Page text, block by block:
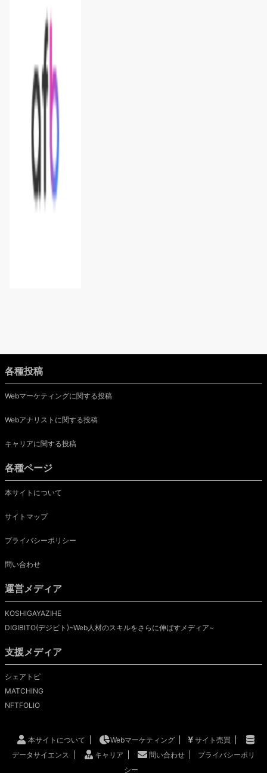
各種投稿
Webマーケティングに関する投稿
Webアナリストに関する投稿
キャリアに関する投稿
各種ページ
本サイトについて
サイトマップ
プライバシーポリシー
問い合わせ
運営メディア
KOSHIGAYAZIHE
DIGIBITO(デジビト)~Web人材のスキルをさらに伸ばすメディア~
支援メディア
シェアトピ
MATCHING
NFTFOLIO
本サイトについて Webマーケティング
サイト売買
データサイエンス
キャリア 問い合わせ
プライバシーポリ
シー